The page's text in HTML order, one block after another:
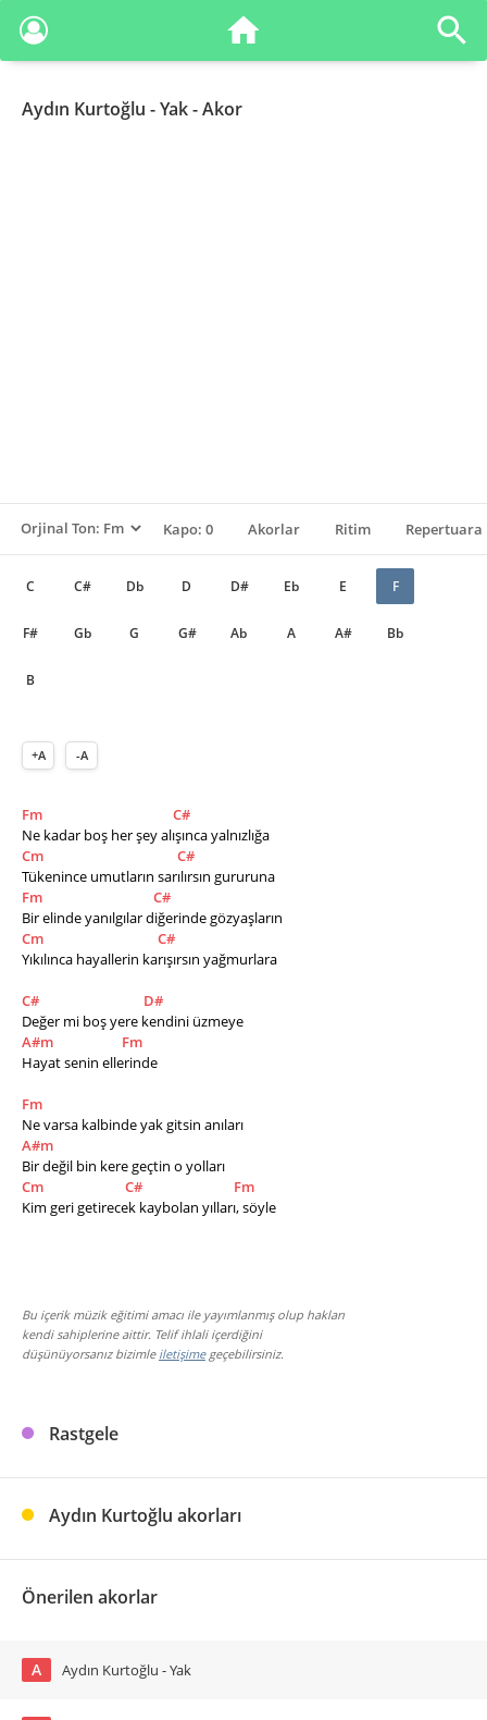
Aydın Kurtoğlu - Yak - Akor
Kapo: 0 Akorlar Ritim Repertuara
C C# Db D D# Eb E F
F# Gb G G# Ab A A# Bb
B
+A -A
Fm
C#
Ne kadar boş her şey alışınca yalnızlığa
Cm
C#
Tükenince umutların sarılırsın gururuna
Fm
C#
Bir elinde yanılgılar diğerinde gözyaşların
Cm
C#
Yıkılınca hayallerin karışırsın yağmurlara
C#
D#
Değer mi boş yere kendini üzmeye
A#m
Fm
Hayat senin ellerinde
Fm
Ne varsa kalbinde yak gitsin anıları
A#m
Bir değil bin kere geçtin o yolları
Cm
C#
Fm
Kim geri getirecek kaybolan yılları, söyle
Bu içerik müzik eğitimi amacı ile yayımlanmış olup hakları
kendi sahiplerine aittir. Telif ihlali içerdiğini
düşünüyorsanız bizimle iletişimegeçebilirsiniz.
Rastgele
Aydın Kurtoğlu akorları
Önerilen akorlar
A Aydın Kurtoğlu - Yak